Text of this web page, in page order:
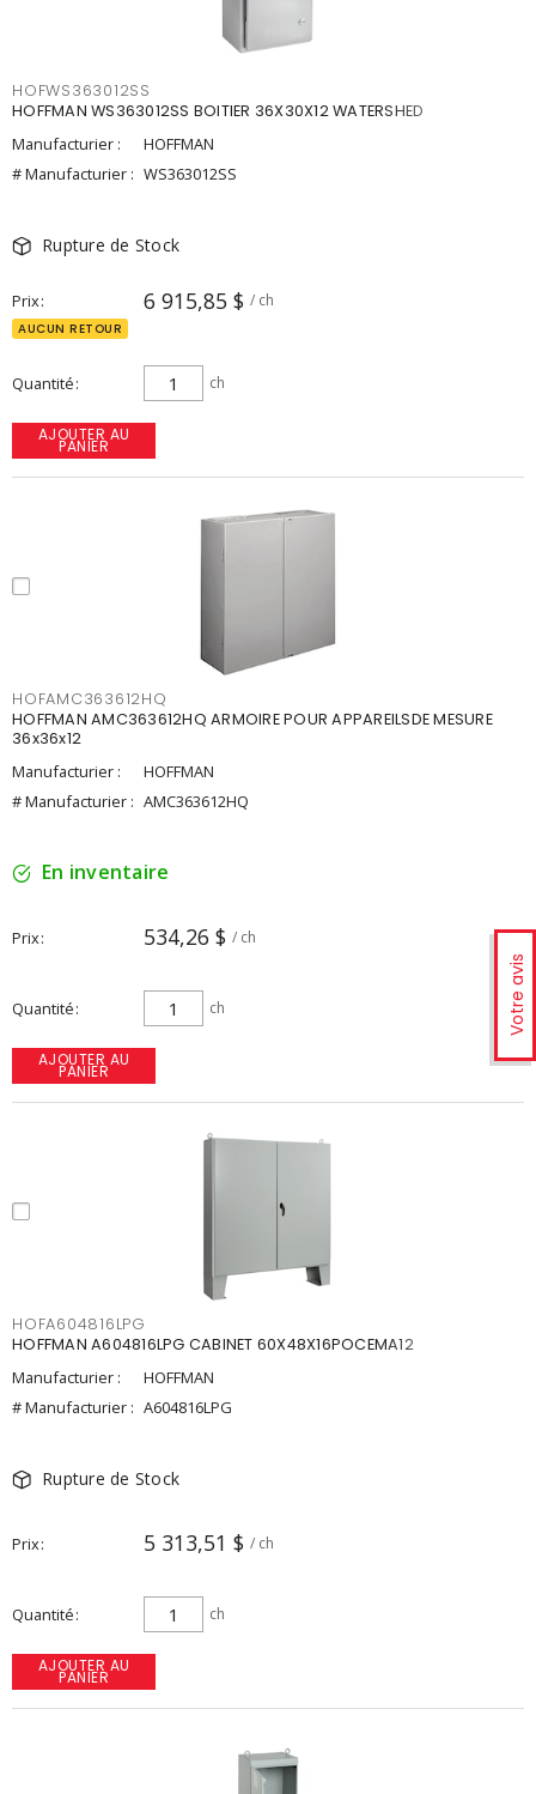
Votre avis
HOFWS363012SS
HOFFMAN WS363012SS BOITIER 36X30X12 WATERSHED
Manufacturier :
HOFFMAN
# Manufacturier : WS363012SS
Rupture de Stock
Prix 6 915,85 $ / ch
AUCUN RETOUR
Quantité ch
AJOUTER AU
PANIER
HOFAMC363612HQ
HOFFMAN AMC363612HQ ARMOIRE POUR APPAREILSDE MESURE
36x36x12
Manufacturier :
HOFFMAN
# Manufacturier : AMC363612HQ
En inventaire
Prix 534,26 $ / ch
Quantité ch
AJOUTER AU
PANIER
HOFA604816LPG
HOFFMAN A604816LPG CABINET 60X48X16POCEMA12
Manufacturier :
HOFFMAN
# Manufacturier : A604816LPG
Rupture de Stock
Prix 5 313,51 $ / ch
Quantité ch
AJOUTER AU
PANIER